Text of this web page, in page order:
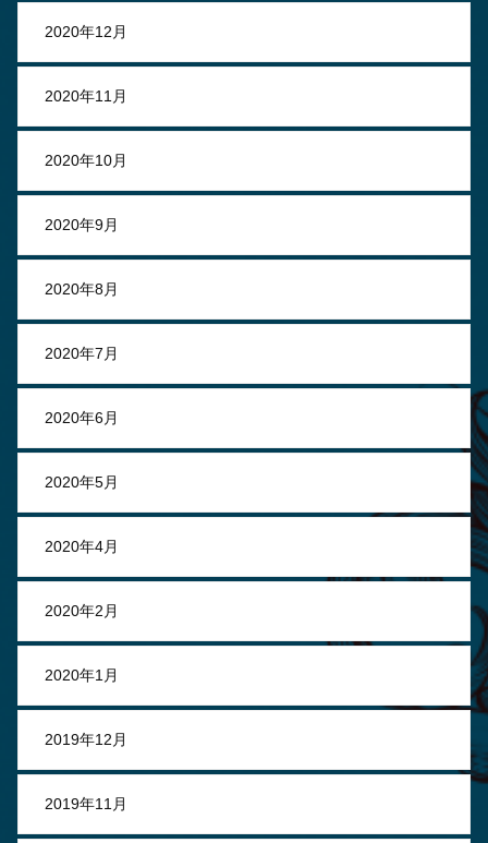
2020年12月
2020年11月
2020年10月
2020年9月
2020年8月
2020年7月
2020年6月
2020年5月
2020年4月
2020年2月
2020年1月
2019年12月
2019年11月